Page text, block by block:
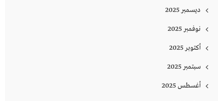
ديسمبر 2025
نوفمبر 2025
أكتوبر 2025
سبتمبر 2025
أغسطس 2025